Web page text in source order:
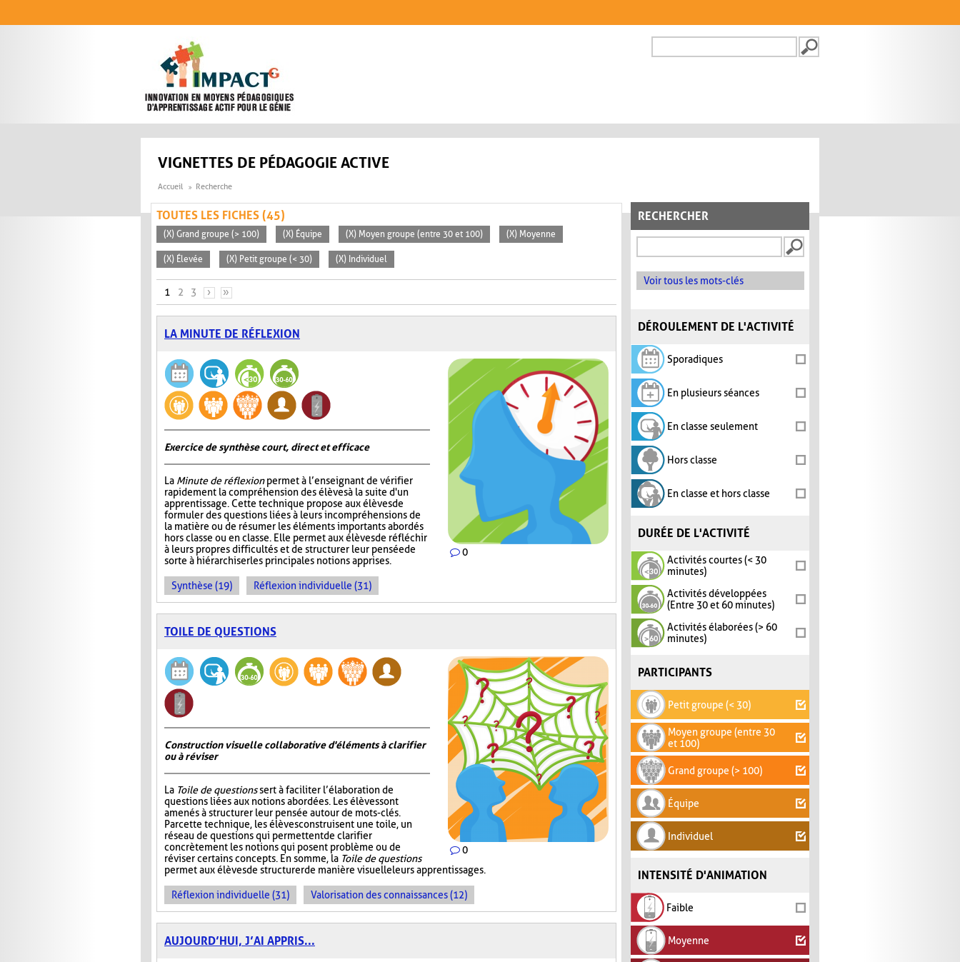
FORMULAIRE DE
VIGNETTES DE PÉDAGOGIE ACTIVE
Accueil Recherche
RECHERCHER
Voir tous les mots-clés
DÉROULEMENT DE L'ACTIVITÉ
Sporadiques
En plusieurs séances
En classe seulement
Hors classe
En classe et hors classe
DURÉE DE L'ACTIVITÉ
Activités courtes (< 30
minutes)
Activités développées
(Entre 30 et 60 minutes)
Activités élaborées (> 60
minutes)
PARTICIPANTS
Petit groupe (< 30)
Moyen groupe (entre 30
et 100)
Grand groupe (> 100)
Équipe
Individuel
INTENSITÉ D'ANIMATION
Faible
Moyenne
TOUTES LES FICHES (45)
(X) Grand groupe (> 100) (X) Équipe (X) Moyen groupe (entre 30 et 100) (X) Moyenne
(X) Élevée (X) Petit groupe (< 30) (X) Individuel
PAGES
1 2 3 › »
LA MINUTE DE RÉFLEXION
0
Exercice de synthèse court, direct et efficace
La Minute de réflexionpermet à l’enseignant de vérifier
rapidement la compréhension des élèves à la suite d'un
apprentissage. Cette technique propose aux élèves de
formuler des questions liées à leurs incompréhensions de
la matière ou de résumer les éléments importants abordés
hors classe ou en classe. Elle permet aux élèves de réfléchir
à leurs propres difficultés et de structurer leur pensée de
sorte à hiérarchiser les principales notions apprises.
Synthèse (19) Réflexion individuelle (31)
TOILE DE QUESTIONS
0
Construction visuelle collaborative d'éléments à clarifier
ou à réviser
La Toile de questionssert à faciliter l’élaboration de
questions liées aux notions abordées. Les élèves sont
amenés à structurer leur pensée autour de mots-clés.
Par cette technique, les élèves construisent une toile, un
réseau de questions qui permettent de clarifier
concrètement les notions qui posent problème ou de
réviser certains concepts. En somme, la Toile de questions
permet aux élèves de structurer de manière visuelle leurs apprentissages.
Réflexion individuelle (31) Valorisation des connaissances (12)
AUJOURD’HUI, J’AI APPRIS...